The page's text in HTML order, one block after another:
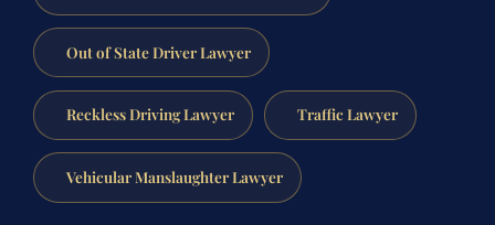
Out of State Driver Lawyer
Reckless Driving Lawyer Traffic Lawyer
Vehicular Manslaughter Lawyer